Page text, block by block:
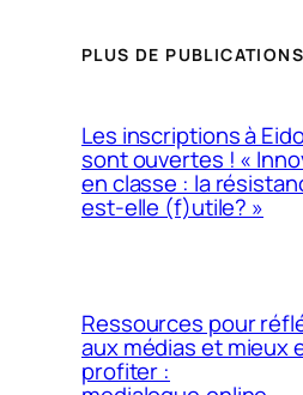
PLUS DE PUBLICATIONS
Les inscriptions à
sont ouvertes ! «
en classe : la
est-elle (f)utile? »
Ressources pour
aux médias et mieux
profiter :